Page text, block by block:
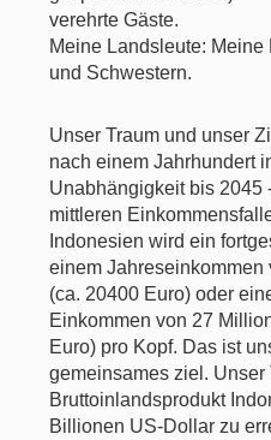
verehrte Gäste.
Meine Landsleute:
und Schwestern.
Unser Traum und unser
nach einem Jahrhundert
Unabhängigkeit bis 2045
mittleren
Indonesien wird ein
einem
(ca. 20400 Euro) oder
Einkommen von 27
Euro) pro Kopf. Das ist
gemeinsames ziel. Unser
Bruttoinlandsprodukt
Billionen US-Dollar zu